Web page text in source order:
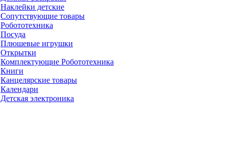
Наклейки детские
Сопутствующие товары
Робототехника
Посуда
Плюшевые игрушки
Открытки
Комплектующие Робототехника
Книги
Канцелярские товары
Календари
Детская электроника